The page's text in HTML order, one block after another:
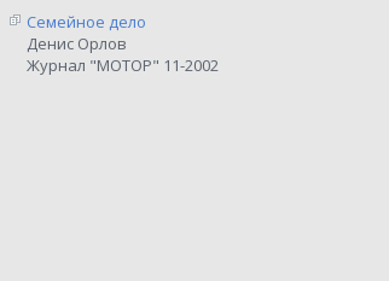
Семейное дело
Денис Орлов
Журнал "МОТОР" 11-2002